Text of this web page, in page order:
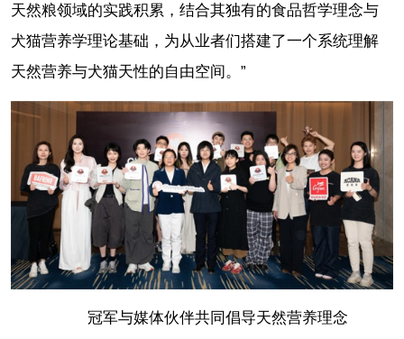
天然粮领域的实践积累，结合其独有的食品哲学理念与
犬猫营养学理论基础，为从业者们搭建了一个系统理解
天然营养与犬猫天性的自由空间。”
冠军与媒体伙伴共同倡导天然营养理念